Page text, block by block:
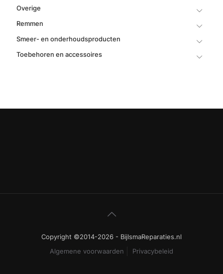
Overige
Remmen
Smeer- en onderhoudsproducten
Toebehoren en accessoires
Copyright ©2014-2026 - BijlsmaReparaties.nl
Algemene voorwaarden
Privacybeleid